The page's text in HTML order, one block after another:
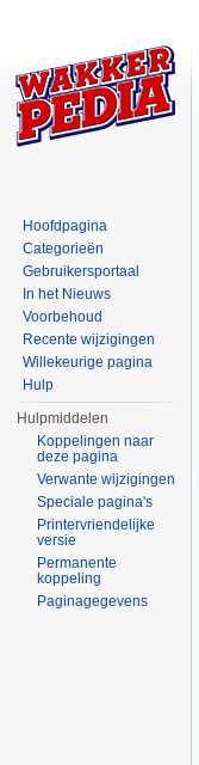
Hoofdpagina
Categorieën
Gebruikersportaal
In het Nieuws
Voorbehoud
Recente wijzigingen
Willekeurige pagina
Hulp
Hulpmiddelen
Koppelingen naar
deze pagina
Verwante wijzigingen
Speciale pagina's
Printervriendelijke
versie
Permanente
koppeling
Paginagegevens